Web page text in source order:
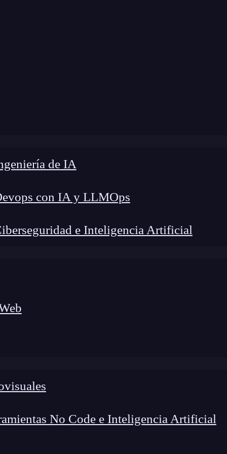
de IA
con IA y LLMOps
e Inteligencia Artificial
No Code e Inteligencia Artificial
en el desarrollo de talento y el análisis del sector